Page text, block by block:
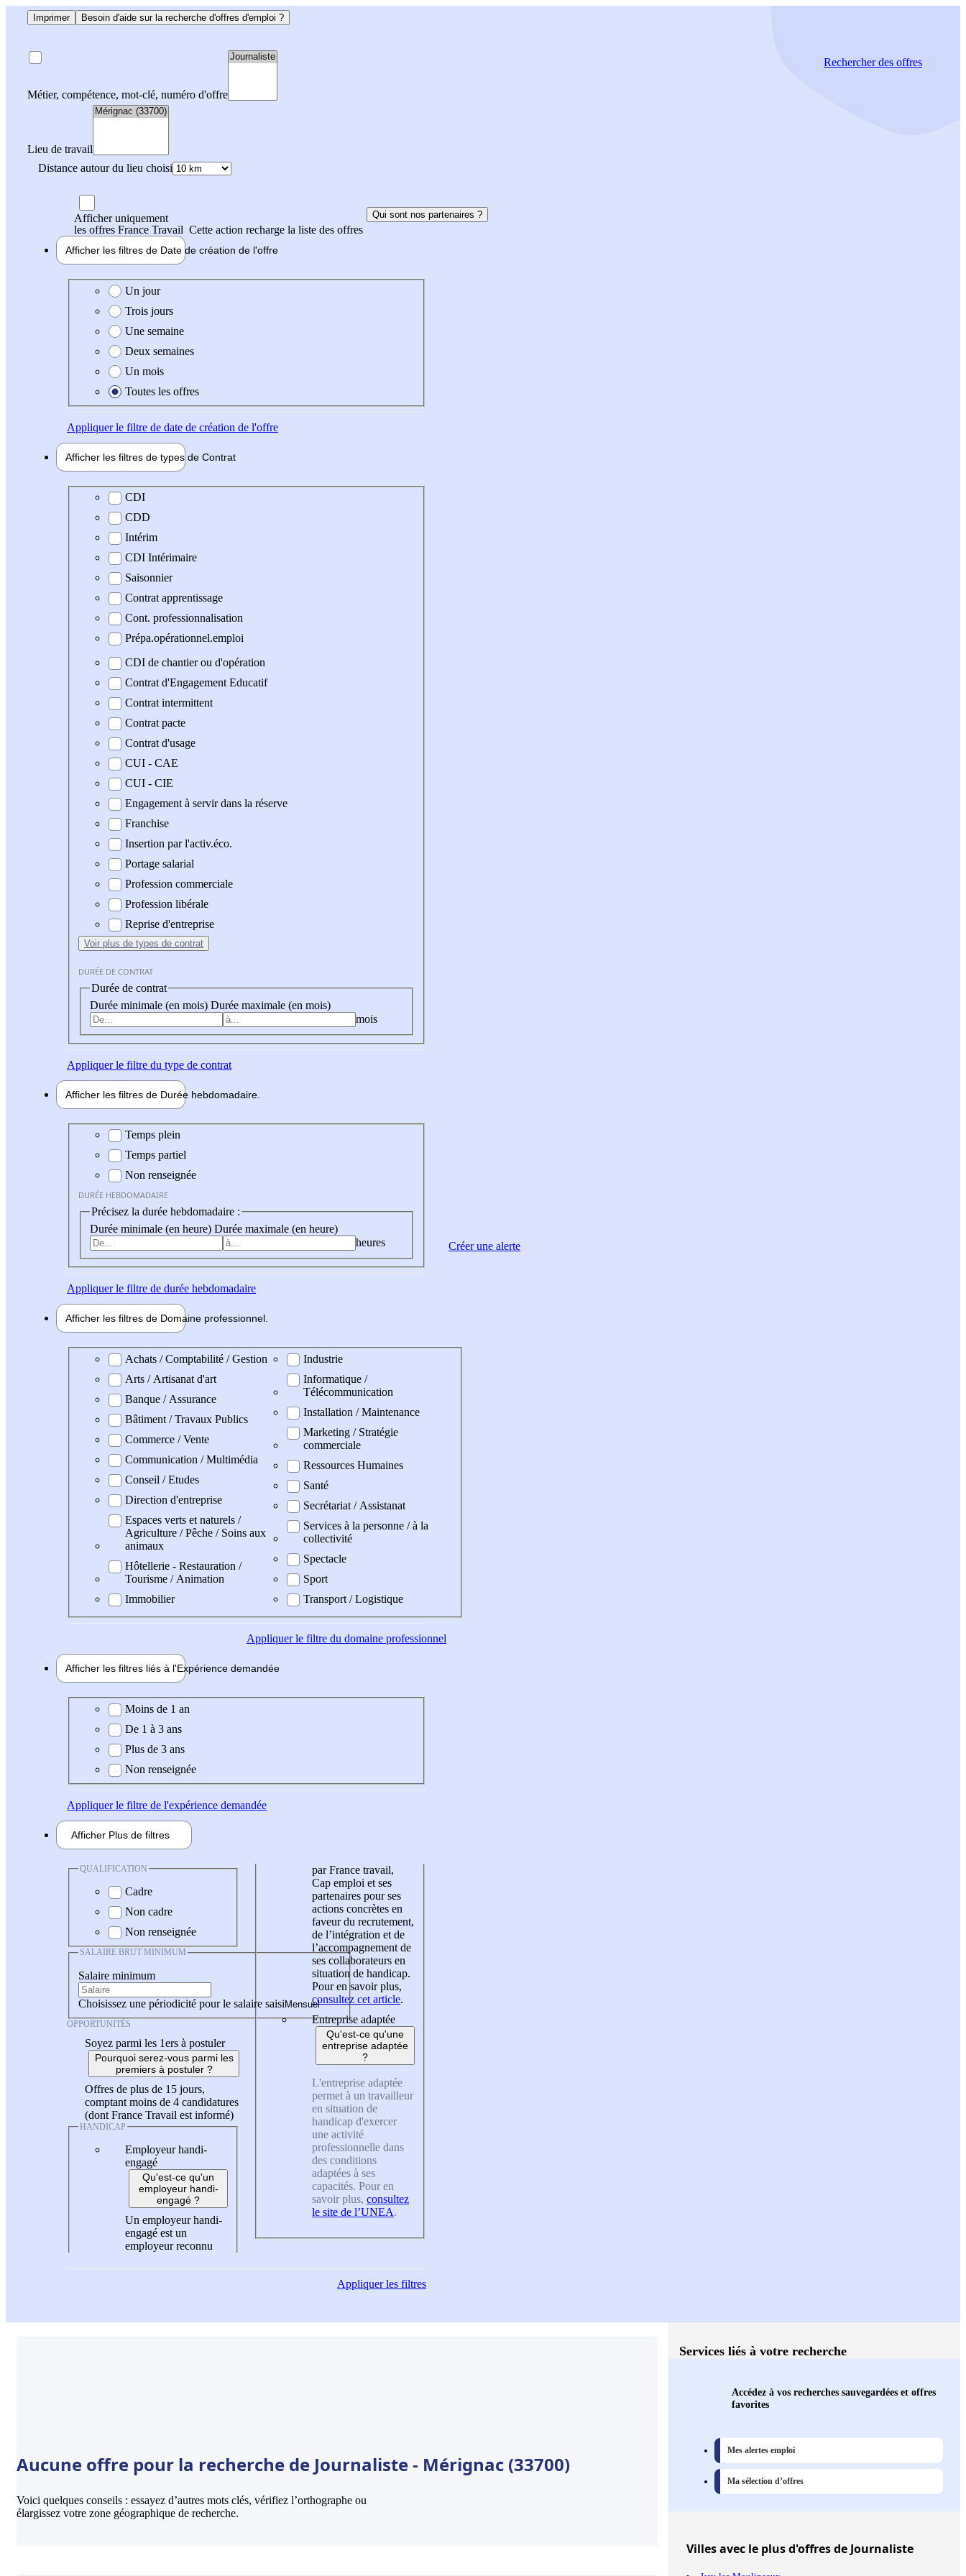
Imprimer Besoin d'aide sur la recherche d'offres d'emploi ?
Métier, compétence, mot-clé, numéro d'offre
Lieu de travail
Distance autour du lieu choisi
Rechercherdes offres
Afficher uniquement
les offres France Travail Cette action recharge la liste des offres
Qui sont nos partenaires ?
Afficher les filtres de Date de création de l'offre
Date de création de l'offre
Un jour
Trois jours
Une semaine
Deux semaines
Un mois
Toutes les offres
Appliquerle filtre de date de création de l'offre
Afficher les filtres de types de Contrat
Type de contrat
CDI
CDD
Intérim
CDI Intérimaire
Saisonnier
Contrat apprentissage
Cont. professionnalisation
Prépa.opérationnel.emploi
CDI de chantier ou d'opération
Contrat d'Engagement Educatif
Contrat intermittent
Contrat pacte
Contrat d'usage
CUI - CAE
CUI - CIE
Engagement à servir dans la réserve
Franchise
Insertion par l'activ.éco.
Portage salarial
Profession commerciale
Profession libérale
Reprise d'entreprise
Voir plus de types de contrat
DURÉE DE CONTRAT
Durée de contrat
Durée minimale (en mois) Durée maximale (en mois)
mois
Appliquerle filtre du type de contrat
Afficher les filtres de Durée hebdomadaire
Durée hebdomadaire
Temps plein
Temps partiel
Non renseignée
DURÉE HEBDOMADAIRE
Précisez la durée hebdomadaire :
Durée minimale (en heure) Durée maximale (en heure)
heures
Appliquerle filtre de durée hebdomadaire
Afficher les filtres de Domaine professionnel
Domaine professionel
Achats / Comptabilité / Gestion
Arts / Artisanat d'art
Banque / Assurance
Bâtiment / Travaux Publics
Commerce / Vente
Communication / Multimédia
Conseil / Etudes
Direction d'entreprise
Espaces verts et naturels /
Agriculture / Pêche / Soins aux
animaux
Hôtellerie - Restauration /
Tourisme / Animation
Immobilier
Industrie
Informatique /
Télécommunication
Installation / Maintenance
Marketing / Stratégie
commerciale
Ressources Humaines
Santé
Secrétariat / Assistanat
Services à la personne / à la
collectivité
Spectacle
Sport
Transport / Logistique
Appliquerle filtre du domaine professionnel
Afficher les filtres liés à l'Expérience demandée
Expérience demandée
Moins de 1 an
De 1 à 3 ans
Plus de 3 ans
Non renseignée
Appliquerle filtre de l'expérience demandée
Afficher Plus de filtres
QUALIFICATION
Cadre
Non cadre
Non renseignée
SALAIRE BRUT MINIMUM
Salaire minimum
Choisissez une périodicité pour le salaire saisi
OPPORTUNITÉS
Soyez parmi les 1ers à postuler
Pourquoi serez-vous parmi les
premiers à postuler ?
Offres de plus de 15 jours,
comptant moins de 4 candidatures
(dont France Travail est informé)
HANDICAP
Employeur handi-
engagé
Qu'est-ce qu'un
employeur handi-
engagé ?
Un employeur handi-
engagé est un
employeur reconnu
par France travail,
Cap emploi et ses
partenaires pour ses
actions concrètes en
faveur du recrutement,
de l’intégration et de
l’accompagnement de
ses collaborateurs en
situation de handicap.
Pour en savoir plus,
consultez cet article.
Entreprise adaptée
Qu'est-ce qu'une
entreprise adaptée
?
L'entreprise adaptée
permet à un travailleur
en situation de
handicap d'exercer
une activité
professionnelle dans
des conditions
adaptées à ses
capacités. Pour en
savoir plus, consultez
le site de l’UNEA.
Appliquerles filtres
Créer une alerte
Aucune offre pour la recherche de Journaliste - Mérignac (33700)
Voici quelques conseils : essayez d’autres mots clés, vérifiez l’orthographe ou
élargissez votre zone géographique de recherche.
Services liés à votre recherche
Accédez à vos recherches sauvegardées et offres
favorites
Mes alertes emploi
Ma sélection d’offres
Villesavec le plus d'offres de Journaliste